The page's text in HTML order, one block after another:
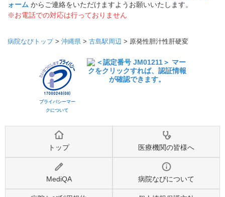
ォーム からご連絡をいただけますようお願いいたします。
※お電話での対応は行っておりません
病院なびトップ> 沖縄県 > 古島駅周辺 > 原発性胆汁性肝硬変
プライバシーマー
クについて
トップ 医療機関の皆様へ
MediQA 病院なびについて